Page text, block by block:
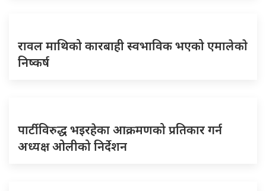
रावल माथिको कारबाही स्वभाविक भएको एमालेकाे
निष्कर्ष
पार्टीविरुद्ध भइरहेका आक्रमणको प्रतिकार गर्न
अध्यक्ष ओलीको निर्देशन